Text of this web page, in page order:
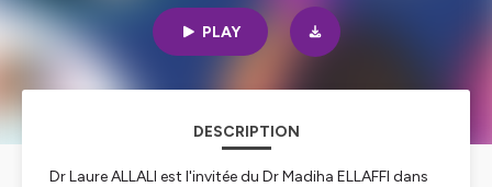
PLAY
DESCRIPTION
Dr Laure ALLALI est l'invitée du Dr Madiha ELLAFFI dans